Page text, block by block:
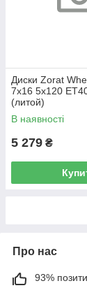
Диски Zorat
7x16 5x120
(литой)
В наявності
5 279 ₴
Про нас
93%